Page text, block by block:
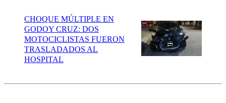
CHOQUE MÚLTIPLE EN
GODOY CRUZ: DOS
MOTOCICLISTAS FUERON
TRASLADADOS AL
HOSPITAL